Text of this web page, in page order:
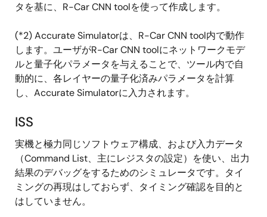
タを基に、R-Car CNN toolを使って作成します。
(*2) Accurate Simulatorは、R-Car CNN tool内で動作
します。ユーザがR-Car CNN toolにネットワークモデ
ルと量子化パラメータを与えることで、ツール内で自
動的に、各レイヤーの量子化済みパラメータを計算
し、Accurate Simulatorに入力されます。
ISS
実機と極力同じソフトウェア構成、および入力データ
（Command List、主にレジスタの設定）を使い、出力
結果のデバッグをするためのシミュレータです。タイ
ミングの再現はしておらず、タイミング確認を目的と
はしていません。